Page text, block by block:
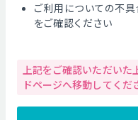
ご利用についての不
をご確認ください
上記をご確認いただいた
ドページへ移動してくだ